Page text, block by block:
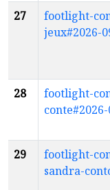
27
footlight-
jeux#2026-
28
footlight-
29
footlight-
sandra-